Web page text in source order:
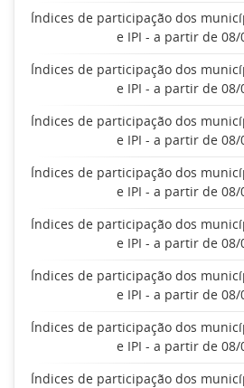
Índices de participação dos
e IPI - a partir de 08/
Índices de participação dos
e IPI - a partir de 08/
Índices de participação dos
e IPI - a partir de 08/
Índices de participação dos
e IPI - a partir de 08/
Índices de participação dos
e IPI - a partir de 08/
Índices de participação dos
e IPI - a partir de 08/
Índices de participação dos
e IPI - a partir de 08/
Índices de participação dos